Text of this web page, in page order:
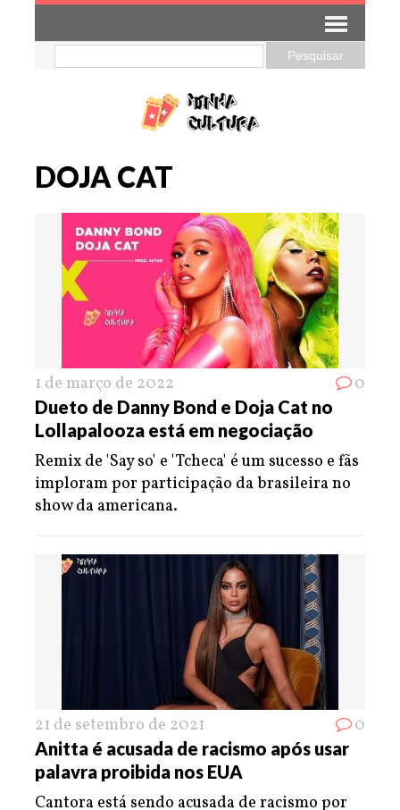
DOJA CAT
1 de março de 2022 0
Dueto de Danny Bond e Doja Cat no
Lollapalooza está em negociação
Remix de 'Say so' e 'Tcheca' é um sucesso e fãs
imploram por participação da brasileira no
show da americana.
21 de setembro de 2021 0
Anitta é acusada de racismo após usar
palavra proibida nos EUA
Cantora está sendo acusada de racismo por